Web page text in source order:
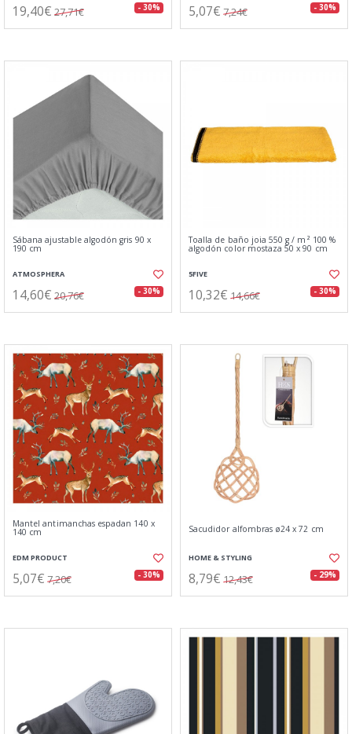
19,40€ 27,71€ - 30% 5,07€ 7,24€ - 30%
Sábana ajustable algodón gris 90 x
190 cm
ATMOSPHERA
14,60€ 20,76€ - 30%
Toalla de baño joia 550 g / m² 100 %
algodón color mostaza 50 x 90 cm
5FIVE
10,32€ 14,66€ - 30%
Mantel antimanchas espadan 140 x
140 cm
EDM PRODUCT
5,07€ 7,20€ - 30%
Sacudidor alfombras ø24 x 72 cm
HOME & STYLING
8,79€ 12,43€ - 29%